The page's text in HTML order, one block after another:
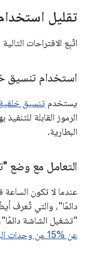
تقليل
اتّبِع الاقتراحات
استخدام تنسيق
يستخدم تنسيق
الرموز القابلة
البطارية.
التعامل مع وضع
عندما لا تكون
دائمًا"، والتي تُعرف
"تشغيل الشاشة
عن ‎15% من وحدات البكسل